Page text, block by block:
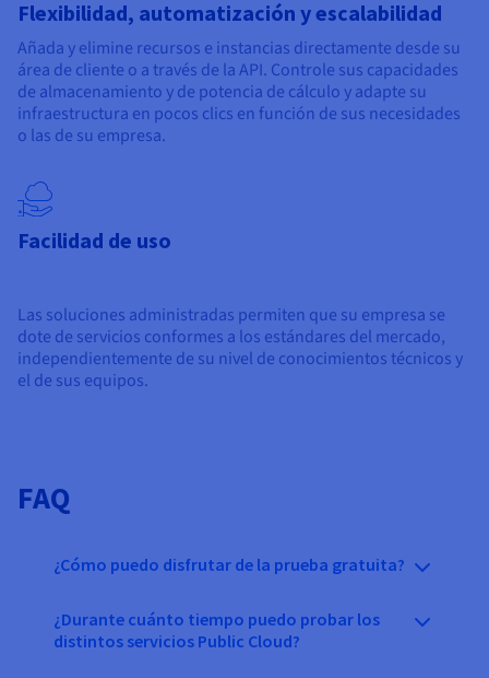
Flexibilidad, automatización y escalabilidad
Añada y elimine recursos e instancias directamente desde su
área de cliente o a través de la API. Controle sus capacidades
de almacenamiento y de potencia de cálculo y adapte su
infraestructura en pocos clics en función de sus necesidades
o las de su empresa.
Facilidad de uso
Las soluciones administradas permiten que su empresa se
dote de servicios conformes a los estándares del mercado,
independientemente de su nivel de conocimientos técnicos y
el de sus equipos.
FAQ
¿Cómo puedo disfrutar de la prueba gratuita?
¿Durante cuánto tiempo puedo probar los
distintos servicios Public Cloud?